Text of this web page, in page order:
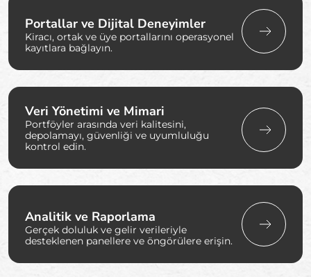
Portallar ve Dijital Deneyimler
Kiracı, ortak ve üye portallarını operasyonel
kayıtlara bağlayın.
Veri Yönetimi ve Mimari
Portföyler arasında veri kalitesini,
depolamayı, güvenliği ve uyumluluğu
kontrol edin.
Analitik ve Raporlama
Gerçek doluluk ve gelir verileriyle
desteklenen panellere ve öngörülere erişin.